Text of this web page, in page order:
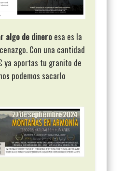
algo de dinero esa es la
Con una cantidad
ya aportas tu granito de
podemos sacarlo